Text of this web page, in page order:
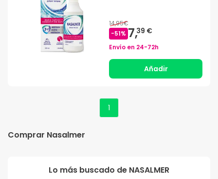
14,95€
-51% 7,39 €
Envío en 24-72h
Añadir
1
Comprar Nasalmer
Lo más buscado de NASALMER